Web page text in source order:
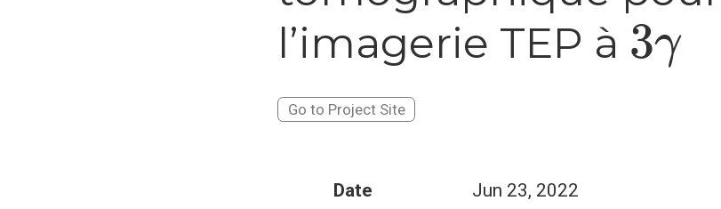
l’imagerie TEP à
Go to Project Site
Date
Jun 23, 2022